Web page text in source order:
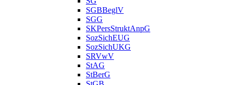
SGBBeglV
SGG
SKPersStruktAnpG
SozSichEUG
SozSichUKG
SRVwV
StAG
StBerG